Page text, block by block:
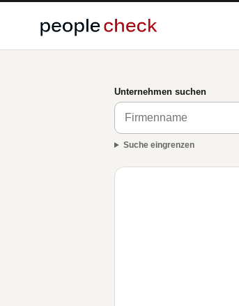
Unternehmen suchen
Suche eingrenzen